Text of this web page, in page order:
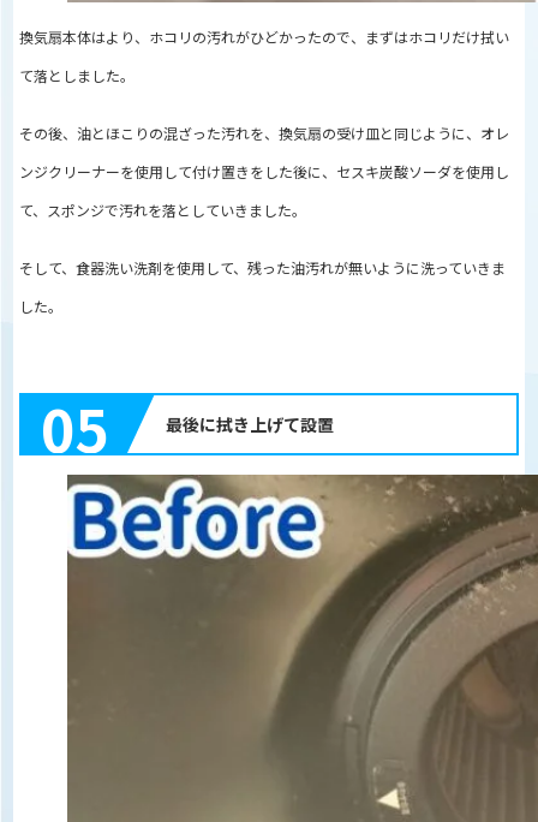
換気扇本体はより、ホコリの汚れがひどかったので、まずはホコリだけ拭い
て落としました。
その後、油とほこりの混ざった汚れを、換気扇の受け皿と同じように、オレ
ンジクリーナーを使用して付け置きをした後に、セスキ炭酸ソーダを使用し
て、スポンジで汚れを落としていきました。
そして、食器洗い洗剤を使用して、残った油汚れが無いように洗っていきま
した。
05 最後に拭き上げて設置